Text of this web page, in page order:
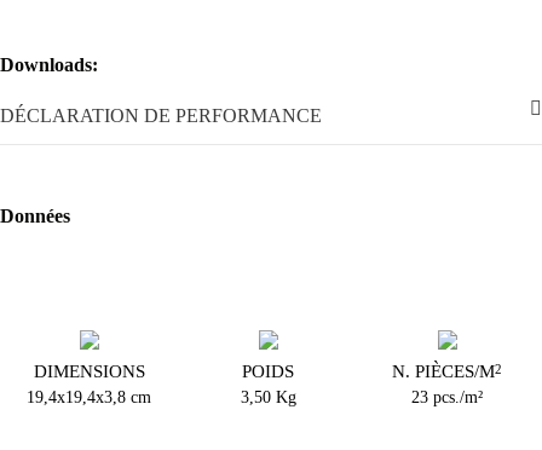
Downloads:
DÉCLARATION DE PERFORMANCE
Données
DIMENSIONS
19,4x19,4x3,8 cm
POIDS
3,50 Kg
N. PIÈCES/M2
23 pcs./m²